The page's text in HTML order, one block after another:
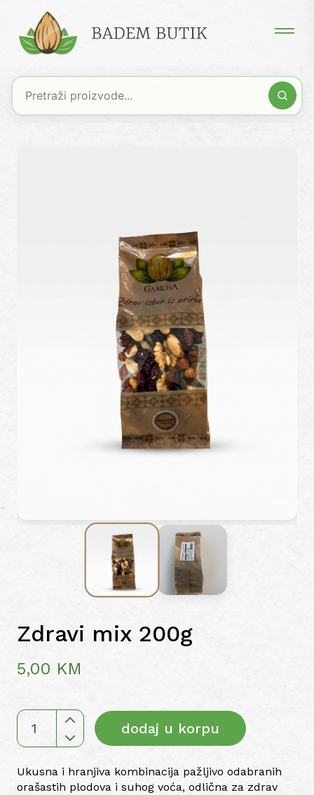
Zdravi mix 200g
5,00 KM
Zdravi
200g
količina
dodaj u korpu
Ukusna i hranjiva kombinacija pažljivo odabranih
orašastih plodova i suhog voća, odlična za zdrav